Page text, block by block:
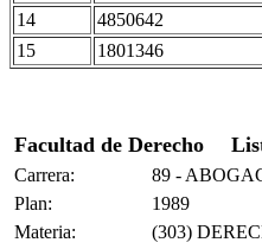
14 4850642
15 1801346
Facultad de Derecho
Carrera:
89 -
Plan:
1989
Materia:
(303)